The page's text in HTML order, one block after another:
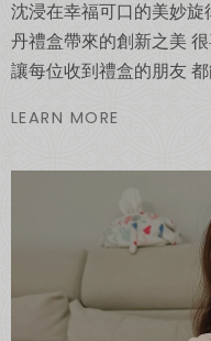
沈浸在幸福可口的美妙旋
丹禮盒帶來的創新之美
讓每位收到禮盒的朋友
LEARN MORE